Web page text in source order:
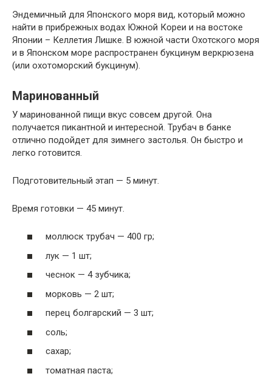
Эндемичный для Японского моря вид, который можно
найти в прибрежных водах Южной Кореи и на востоке
Японии – Келлетия Лишке. В южной части Охотского моря
и в Японском море распространен букцинум веркрюзена
(или охотоморский букцинум).
Маринованный
У маринованной пищи вкус совсем другой. Она
получается пикантной и интересной. Трубач в банке
отлично подойдет для зимнего застолья. Он быстро и
легко готовится.
Подготовительный этап — 5 минут.
Время готовки — 45 минут.
моллюск трубач — 400 гр;
лук — 1 шт;
чеснок — 4 зубчика;
морковь — 2 шт;
перец болгарский — 3 шт;
соль;
сахар;
томатная паста;